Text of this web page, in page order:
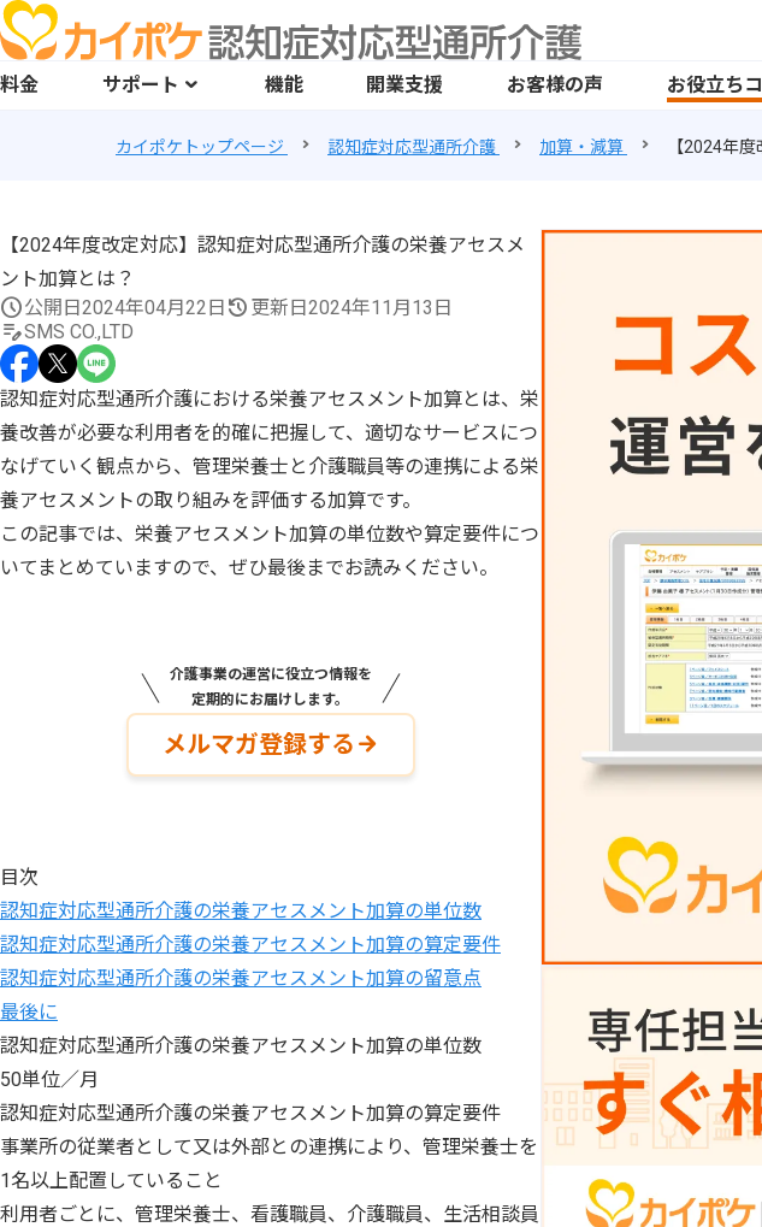
料金 サポート 機能 開業支援 お客様の声 お役立ち
カイポケトップページ 認知症対応型通所介護 加算・減算 【2024年
【2024年度改定対応】認知症対応型通所介護の栄養アセスメ
ント加算とは？
公開日2024年04月22日 更新日2024年11月13日
SMS CO.,LTD
認知症対応型通所介護における栄養アセスメント加算とは、栄
養改善が必要な利用者を的確に把握して、適切なサービスにつ
なげていく観点から、管理栄養士と介護職員等の連携による栄
養アセスメントの取り組みを評価する加算です。
この記事では、栄養アセスメント加算の単位数や算定要件につ
いてまとめていますので、ぜひ最後までお読みください。
介護事業の運営に役立つ情報を
定期的にお届けします。
メルマガ登録する
目次
認知症対応型通所介護の栄養アセスメント加算の単位数
認知症対応型通所介護の栄養アセスメント加算の算定要件
認知症対応型通所介護の栄養アセスメント加算の留意点
最後に
認知症対応型通所介護の栄養アセスメント加算の単位数
50単位／月
認知症対応型通所介護の栄養アセスメント加算の算定要件
事業所の従業者として又は外部との連携により、管理栄養士を
1名以上配置していること
利用者ごとに、管理栄養士、看護職員、介護職員、生活相談員